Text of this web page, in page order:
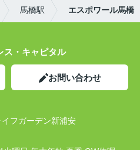
馬橋駅 エスポワール馬橋
ス・キャピタル
お問い合わせ
フガーデン新浦安